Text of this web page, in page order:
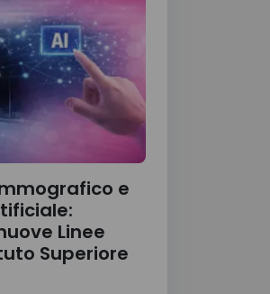
e
Linee
Superiore